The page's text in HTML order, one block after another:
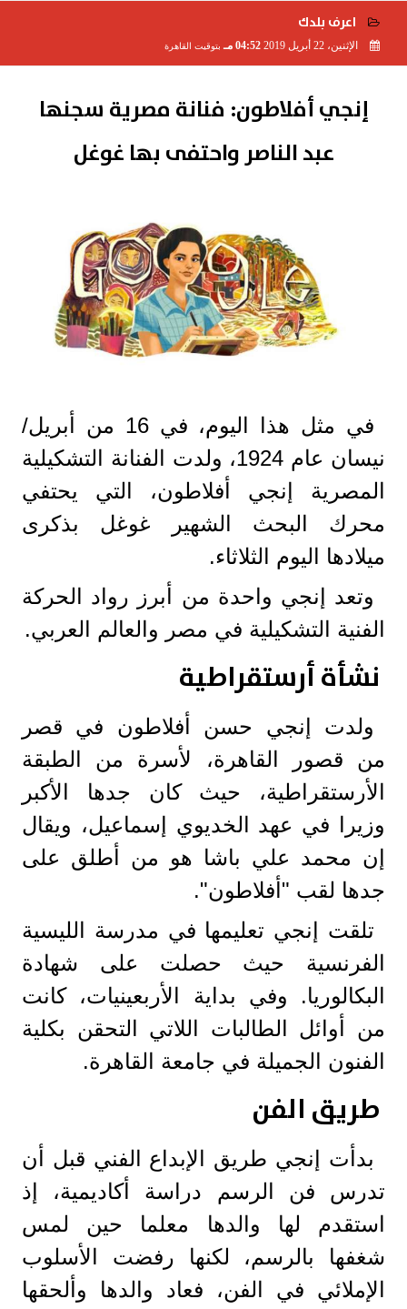
اعرف بلدك
الإثنين، 22 أبريل 2019 04:52 مـ بتوقيت القاهرة
إنجي أفلاطون: فنانة مصرية سجنها
عبد الناصر واحتفى بها غوغل
في مثل هذا اليوم، في 16 من أبريل/
نيسان عام 1924، ولدت الفنانة التشكيلية
المصرية إنجي أفلاطون، التي يحتفي
محرك البحث الشهير غوغل بذكرى
ميلادها اليوم الثلاثاء.
وتعد إنجي واحدة من أبرز رواد الحركة
الفنية التشكيلية في مصر والعالم العربي.
نشأة أرستقراطية
ولدت إنجي حسن أفلاطون في قصر
من قصور القاهرة، لأسرة من الطبقة
الأرستقراطية، حيث كان جدها الأكبر
وزيرا في عهد الخديوي إسماعيل، ويقال
إن محمد علي باشا هو من أطلق على
جدها لقب "أفلاطون".
تلقت إنجي تعليمها في مدرسة الليسية
الفرنسية حيث حصلت على شهادة
البكالوريا. وفي بداية الأربعينيات، كانت
من أوائل الطالبات اللاتي التحقن بكلية
الفنون الجميلة في جامعة القاهرة.
طريق الفن
بدأت إنجي طريق الإبداع الفني قبل أن
تدرس فن الرسم دراسة أكاديمية، إذ
استقدم لها والدها معلما حين لمس
شغفها بالرسم، لكنها رفضت الأسلوب
الإملائي في الفن، فعاد والدها وألحقها